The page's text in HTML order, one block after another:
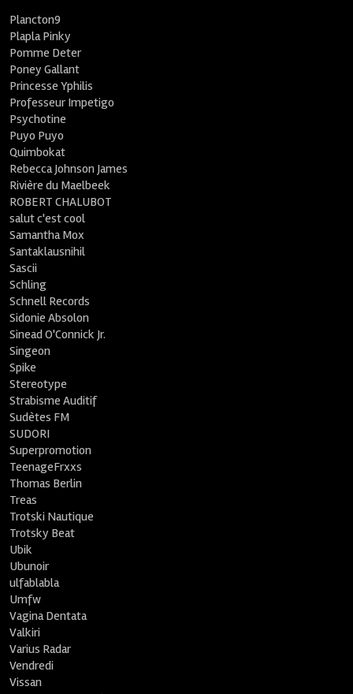
Plancton9
Plapla Pinky
Pomme Deter
Poney Gallant
Princesse Yphilis
Professeur Impetigo
Psychotine
Puyo Puyo
Quimbokat
Rebecca Johnson James
Rivière du Maelbeek
ROBERT CHALUBOT
salut c'est cool
Samantha Mox
Santaklausnihil
Sascii
Schling
Schnell Records
Sidonie Absolon
Sinead O'Connick Jr.
Singeon
Spike
Stereotype
Strabisme Auditif
Sudètes FM
SUDORI
Superpromotion
TeenageFrxxs
Thomas Berlin
Treas
Trotski Nautique
Trotsky Beat
Ubik
Ubunoir
ulfablabla
Umfw
Vagina Dentata
Valkiri
Varius Radar
Vendredi
Vissan